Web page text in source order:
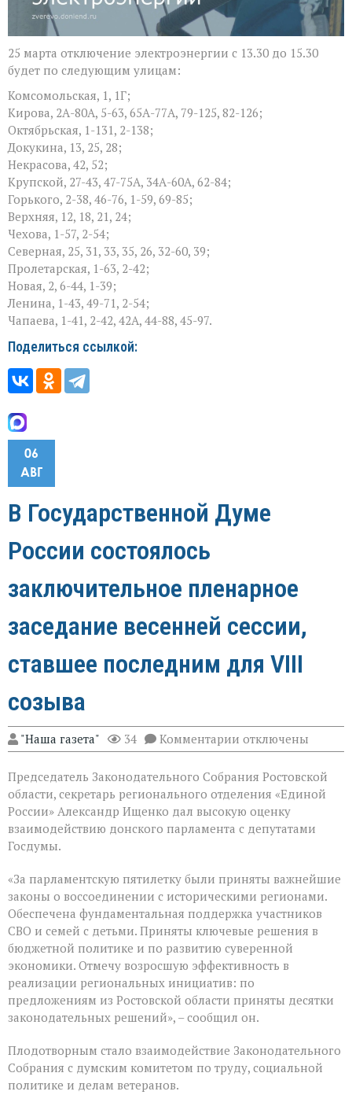
25 марта отключение электроэнергии с 13.30 до 15.30
будет по следующим улицам:
Комсомольская, 1, 1Г;
Кирова, 2А-80А, 5-63, 65А-77А, 79-125, 82-126;
Октябрьская, 1-131, 2-138;
Докукина, 13, 25, 28;
Некрасова, 42, 52;
Крупской, 27-43, 47-75А, 34А-60А, 62-84;
Горького, 2-38, 46-76, 1-59, 69-85;
Верхняя, 12, 18, 21, 24;
Чехова, 1-57, 2-54;
Северная, 25, 31, 33, 35, 26, 32-60, 39;
Пролетарская, 1-63, 2-42;
Новая, 2, 6-44, 1-39;
Ленина, 1-43, 49-71, 2-54;
Чапаева, 1-41, 2-42, 42А, 44-88, 45-97.
Поделиться ссылкой:
06
АВГ
В Государственной Думе
России состоялось
заключительное пленарное
заседание весенней сессии,
ставшее последним для VIII
созыва
"Наша газета" 34 Комментарии к
записи
Государственной
Думе
состоялось
заключительное
сессии,
ставшее
последним
для
VIII
созыва
отключены
Председатель Законодательного Собрания Ростовской
области, секретарь регионального отделения «Единой
России» Александр Ищенко дал высокую оценку
взаимодействию донского парламента с депутатами
Госдумы.
«За парламентскую пятилетку были приняты важнейшие
законы о воссоединении с историческими регионами.
Обеспечена фундаментальная поддержка участников
СВО и семей с детьми. Приняты ключевые решения в
бюджетной политике и по развитию суверенной
экономики. Отмечу возросшую эффективность в
реализации региональных инициатив: по
предложениям из Ростовской области приняты десятки
законодательных решений», – сообщил он.
Плодотворным стало взаимодействие Законодательного
Собрания с думским комитетом по труду, социальной
политике и делам ветеранов.